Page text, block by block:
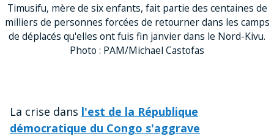
Timusifu, mère de six enfants, fait partie des centaines de
milliers de personnes forcées de retourner dans les camps
de déplacés qu'elles ont fuis fin janvier dans le Nord-Kivu.
Photo : PAM/Michael Castofas
La crise dans l'est de la République
démocratique du Congo s'aggrave